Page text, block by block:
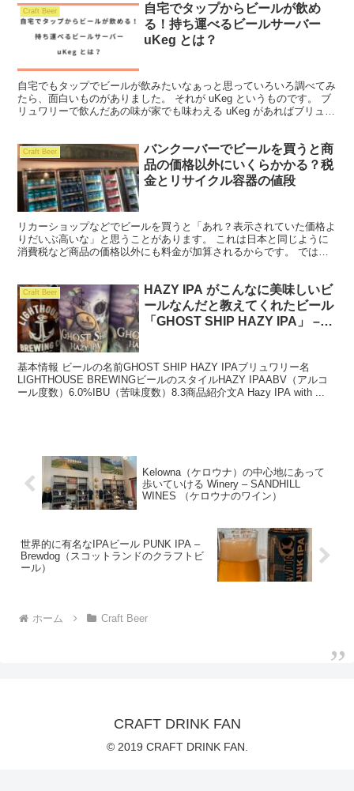
Craft Beer
自宅でタップからビールが飲め
る！持ち運べるビールサーバー
uKeg とは？
自宅でもタップでビールが飲みたいなぁっと思っていろいろ調べてみ
たら、面白いものがありました。 それが uKeg というものです。 ブ
リュワリーで飲んだあの味が家でも味わえる uKeg があればブリュワ
Craft Beer
バンクーバーでビールを買うと商
品の価格以外にいくらかかる？税
金とリサイクル容器の値段
リカーショップなどでビールを買うと「あれ？表示されていた価格よ
りだいぶ高いな」と思うことがあります。 これは日本と同じように
消費税など商品の価格以外にも料金が加算されるからです。 では、
Craft Beer
HAZY IPA がこんなに美味しいビ
ールなんだと教えてくれたビール
「GHOST SHIP HAZY IPA」 –
基本情報 ビールの名前GHOST SHIP HAZY IPAブリュワリー名
LIGHTHOUSE BREWINGビールのスタイルHAZY IPAABV（アルコ
ール度数）6.0%IBU（苦味度数）8.3商品紹介文A Hazy IPA with ...
Kelowna（ケロウナ）の中心地にあって
歩いていける Winery – SANDHILL
WINES （ケロウナのワイン）
世界的に有名なIPAビール PUNK IPA –
Brewdog（スコットランドのクラフトビ
ール）
ホーム Craft Beer
CRAFT DRINK FAN
© 2019 CRAFT DRINK FAN.